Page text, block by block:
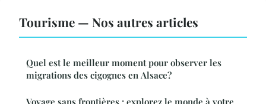
Tourisme — Nos autres articles
Quel est le meilleur moment pour observer les
migrations des cigognes en Alsace?
Voyage sans frontières : explorez le monde à votre